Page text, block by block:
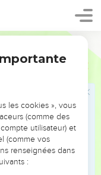
de bois pointues
les cordages de la
Barak s'était
l'action de Jaël
dans l'histoire
cette
que la
Sisera. D'autre
les cookies », vous
(comme des
utilisateur) et
(comme vos
renseignées dans
: